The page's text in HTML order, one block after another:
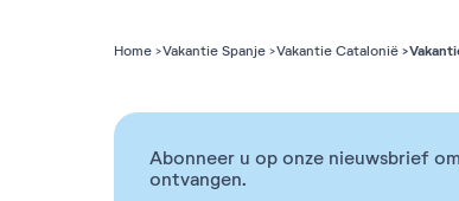
Home Vakantie Spanje Vakantie Catalonië
Abonneer u op onze nieuwsbrief
ontvangen.